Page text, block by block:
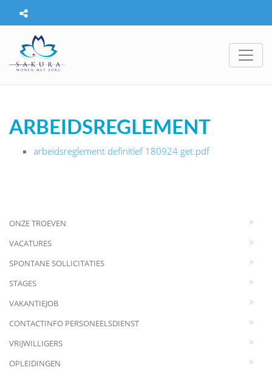
ARBEIDSREGLEMENT
arbeidsreglement definitief 180924 get.pdf
ONZE TROEVEN
VACATURES
SPONTANE SOLLICITATIES
STAGES
VAKANTIEJOB
CONTACTINFO PERSONEELSDIENST
VRIJWILLIGERS
OPLEIDINGEN